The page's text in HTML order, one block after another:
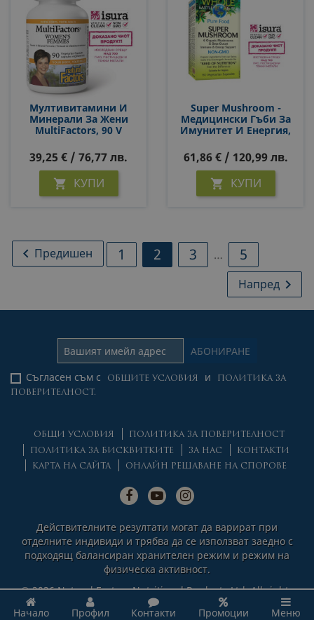
Мултивитамини И
Минерали За Жени
MultiFactors, 90 V
39,25 € / 76,77 лв.
 КУПИ
Super Mushroom -
Медицински Гъби За
Имунитет И Енергия,
Прием
61,86 € / 120,99 лв.
 КУПИ
 Предишен 1 2 3 … 5
Напред 
Съгласен съм с ОБЩИТЕ УСЛОВИЯ и
ПОЛИТИКА ЗА
ПОВЕРИТЕЛНОСТ.
ОБЩИ УСЛОВИЯ
ПОЛИТИКА ЗА ПОВЕРИТЕЛНОСТ
ПОЛИТИКА ЗА БИСКВИТКИТЕ
ЗА НАС
КОНТАКТИ
КАРТА НА САЙТА
ОНЛАЙН РЕШАВАНЕ НА СПОРОВЕ
Начало Профил Контакти Промоции Меню
Действителните резултати могат да варират при
отделните индивиди и трябва да се използват заедно с
подходящ балансиран хранителен режим и режим на
физическа активност.
© 2026 Natural Factors Nutritional Products Ltd. All rights
reserved.